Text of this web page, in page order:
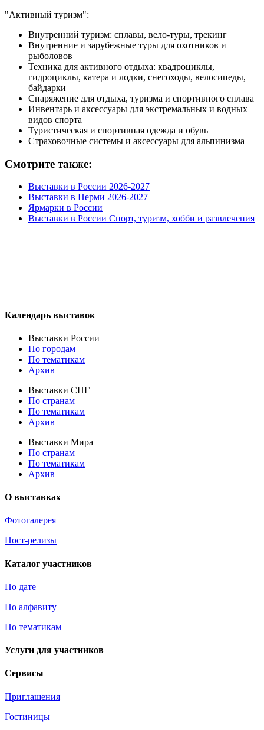
"Активный туризм":
Внутренний туризм: сплавы, вело-туры, трекинг
Внутренние и зарубежные туры для охотников и
рыболовов
Техника для активного отдыха: квадроциклы,
гидроциклы, катера и лодки, снегоходы, велосипеды,
байдарки
Снаряжение для отдыха, туризма и спортивного сплава
Инвентарь и аксессуары для экстремальных и водных
видов спорта
Туристическая и спортивная одежда и обувь
Страховочные системы и аксессуары для альпинизма
Смотрите также:
Выставки в России 2026-2027
Выставки в Перми 2026-2027
Ярмарки в России
Выставки в России Спорт, туризм, хобби и развлечения
Календарь выставок
Выставки России
По городам
По тематикам
Архив
Выставки СНГ
По странам
По тематикам
Архив
Выставки Мира
По странам
По тематикам
Архив
О выставках
Фотогалерея
Пост-релизы
Каталог участников
По дате
По алфавиту
По тематикам
Услуги для участников
Сервисы
Приглашения
Гостиницы